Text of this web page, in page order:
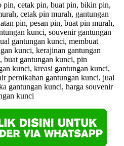
pin, cetak pin, buat pin, bikin pin,
cetak pin murah, gantungan
pin, pesan pin, buat pin murah,
kunci, souvenir gantungan
gantungan kunci, membuat
kunci, kerajinan gantungan
buat gantungan kunci, pin
kunci, kreasi gantungan kunci,
pernikahan gantungan kunci, jual
gantungan kunci, harga souvenir
kunci